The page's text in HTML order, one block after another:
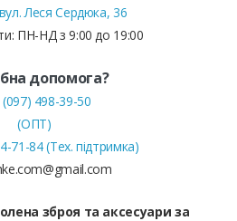
Леся Сердюка, 36
ПН-НД з 9:00 до 19:00
допомога?
498-39-50
(ОПТ)
71-84 (Тех. підтримка)
зброя та аксесуари за